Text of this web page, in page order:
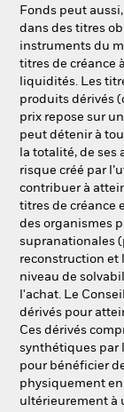
Fonds peut
dans des titres
instruments du
titres de créance
liquidités. Les
produits dérivés
prix repose sur
peut détenir à
la totalité, de
risque créé par
contribuer à
titres de créance
des organismes
supranationales
reconstruction et
niveau de
l'achat. Le
dérivés pour
Ces dérivés
synthétiques par
pour bénéficier
physiquement en
ultérieurement à